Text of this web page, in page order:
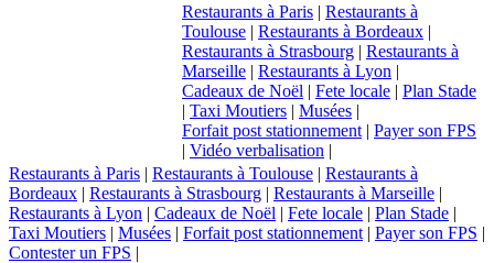
Restaurants à Paris | Restaurants à
Toulouse | Restaurants à Bordeaux |
Restaurants à Strasbourg | Restaurants à
Marseille | Restaurants à Lyon |
Cadeaux de Noël | Fete locale | Plan Stade
| Taxi Moutiers | Musées |
Forfait post stationnement | Payer son FPS
| Vidéo verbalisation |
Restaurants à Paris | Restaurants à Toulouse | Restaurants à
Bordeaux | Restaurants à Strasbourg | Restaurants à Marseille |
Restaurants à Lyon | Cadeaux de Noël | Fete locale | Plan Stade |
Taxi Moutiers | Musées | Forfait post stationnement | Payer son FPS |
Contester un FPS |